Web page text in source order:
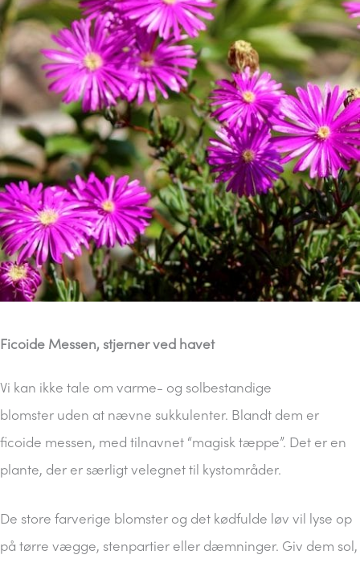
Ficoide Messen, stjerner ved havet
Vi kan ikke tale om varme- og solbestandige
blomster uden at nævne sukkulenter. Blandt dem er
ficoide messen, med tilnavnet “magisk tæppe”. Det er en
plante, der er særligt velegnet til kystområder.
De store farverige blomster og det kødfulde løv vil lyse op
på tørre vægge, stenpartier eller dæmninger. Giv dem sol,